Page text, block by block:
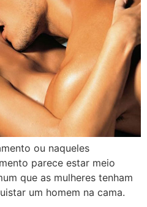
ou naqueles
parece estar meio
que as mulheres tenham
um homem na cama.